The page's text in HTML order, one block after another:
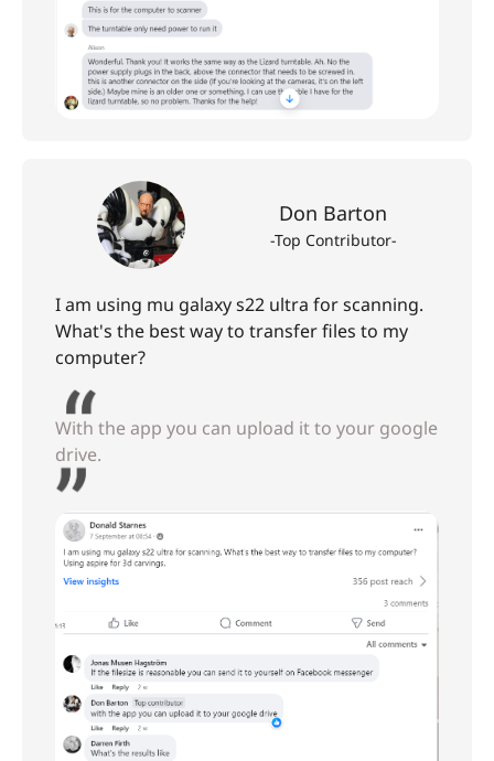
Don Barton
-Top Contributor-
I am using mu galaxy s22 ultra for scanning.
What's the best way to transfer files to my
computer?
With the app you can upload it to your google
drive.